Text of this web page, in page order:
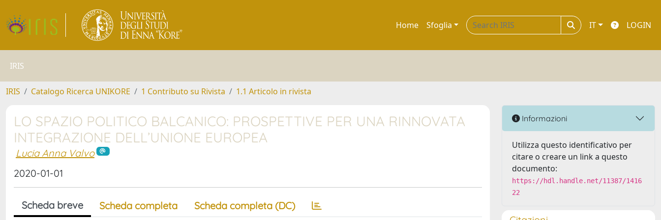
Home Sfoglia IT LOGIN
IRIS
IRIS Catalogo Ricerca UNIKORE 1 Contributo su Rivista 1.1 Articolo in rivista
LO SPAZIO POLITICO BALCANICO: PROSPETTIVE PER UNA RINNOVATA
INTEGRAZIONE DELL’UNIONE EUROPEA
Lucia Anna Valvo
2020-01-01
Scheda breve Scheda completa Scheda completa (DC)
Informazioni
Utilizza questo identificativo per
citare o creare un link a questo
documento:
https://hdl.handle.net/11387/1416
22